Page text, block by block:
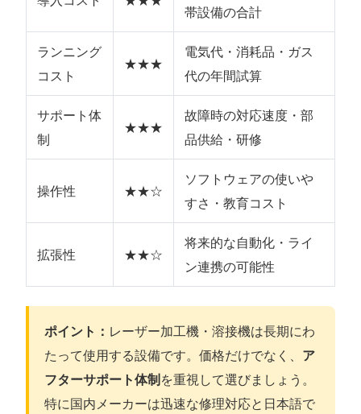
帯設備の合計
ランニング
コスト
★★★
電気代・消耗品・ガス
代の年間試算
サポート体
制
★★★
故障時の対応速度・部
品供給・研修
操作性 ★★☆
ソフトウェアの使いや
すさ・教育コスト
拡張性 ★★☆
将来的な自動化・ライ
ン連携の可能性
ポイント： レーザー加工機・溶接機は長期にわ
たって使用する設備です。価格だけでなく、 ア
フターサポート体制を重視して選びましょう。
特に国内メーカーは迅速な修理対応と日本語で